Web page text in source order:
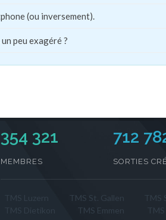
(ou inversement).
peu exagéré ?
354 321
MEMBRES
712
SORTIES
TMS St. Gallen
TMS
TMS Emmen